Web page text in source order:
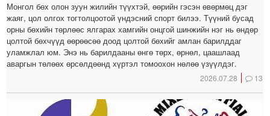
Монгол бөх олон зуун жилийн түүхтэй, өөрийн гэсэн өвөрмөц дэг
жаяг, цол олгох тогтолцоотой үндэсний спорт билээ. Түүний бусад
орны бөхийн төрлөөс ялгарах хамгийн онцгой шинжийн нэг нь өндөр
цолтой бөхчүүд өөрөөсөө доод цолтой бөхийг амлан барилддаг
уламжлал юм. Энэ нь барилдааны өнгө төрх, өрнөл, цаашлаад
аваргын төлөөх өрсөлдөөнд хүртэл томоохон нөлөө үзүүлдэг.
2026.07.28 13